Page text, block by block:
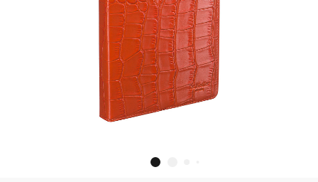
Женская коллекция
Подарки и сувениры
Подарочные карты
Dr.Koffer Outlet